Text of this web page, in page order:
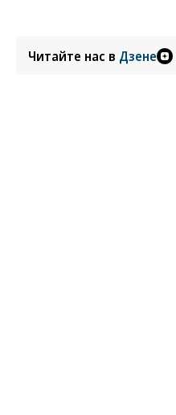
Читайте нас в Дзене